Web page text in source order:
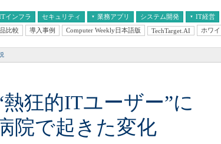
インフラ セキュリティ 業務アプリ
プライズAI
テム
システム開発 IT経営
経営とIT 医療IT
比較 導入事例 Computer Weekly日本語版 TechTarget.AI ホワ
熱狂的ITユーザー”に
院で起きた変化